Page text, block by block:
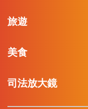
旅遊
美食
司法放大鏡